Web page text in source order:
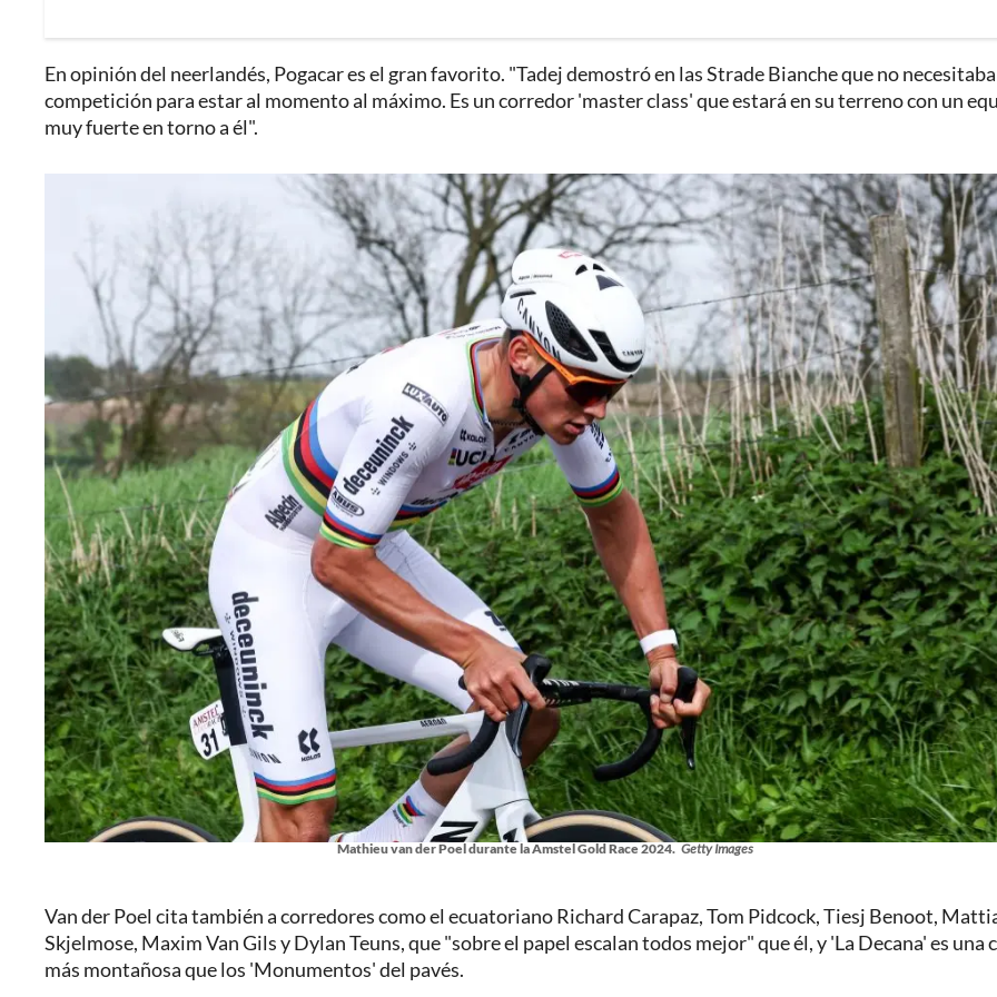
En opinión del neerlandés, Pogacar es el gran favorito. "Tadej demostró en las Strade Bianche que no necesitaba
competición para estar al momento al máximo. Es un corredor 'master class' que estará en su terreno con un
muy fuerte en torno a él".
Mathieu van der Poel durante la Amstel Gold Race 2024. Getty Images
Van der Poel cita también a corredores como el ecuatoriano Richard Carapaz, Tom Pidcock, Tiesj Benoot,
Skjelmose, Maxim Van Gils y Dylan Teuns, que "sobre el papel escalan todos mejor" que él, y 'La Decana' es una
más montañosa que los 'Monumentos' del pavés.